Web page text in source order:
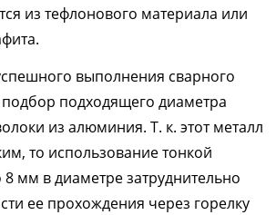
из тефлонового материала или
выполнения сварного
подходящего диаметра
из алюминия. Т. к. этот металл
то использование тонкой
мм в диаметре затруднительно
ее прохождения через горелку